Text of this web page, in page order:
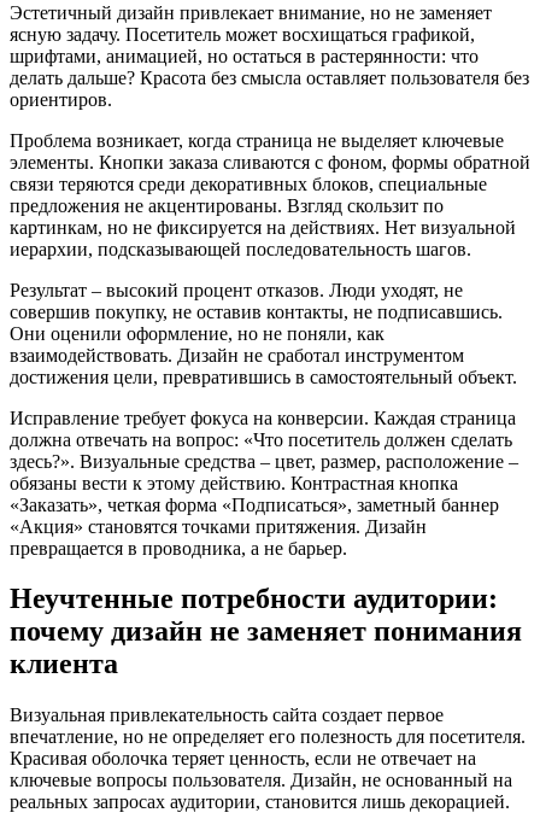
Эстетичный дизайн привлекает внимание, но не заменяет
ясную задачу. Посетитель может восхищаться графикой,
шрифтами, анимацией, но остаться в растерянности: что
делать дальше? Красота без смысла оставляет пользователя без
ориентиров.
Проблема возникает, когда страница не выделяет ключевые
элементы. Кнопки заказа сливаются с фоном, формы обратной
связи теряются среди декоративных блоков, специальные
предложения не акцентированы. Взгляд скользит по
картинкам, но не фиксируется на действиях. Нет визуальной
иерархии, подсказывающей последовательность шагов.
Результат – высокий процент отказов. Люди уходят, не
совершив покупку, не оставив контакты, не подписавшись.
Они оценили оформление, но не поняли, как
взаимодействовать. Дизайн не сработал инструментом
достижения цели, превратившись в самостоятельный объект.
Исправление требует фокуса на конверсии. Каждая страница
должна отвечать на вопрос: «Что посетитель должен сделать
здесь?». Визуальные средства – цвет, размер, расположение –
обязаны вести к этому действию. Контрастная кнопка
«Заказать», четкая форма «Подписаться», заметный баннер
«Акция» становятся точками притяжения. Дизайн
превращается в проводника, а не барьер.
Неучтенные потребности аудитории:
почему дизайн не заменяет понимания
клиента
Визуальная привлекательность сайта создает первое
впечатление, но не определяет его полезность для посетителя.
Красивая оболочка теряет ценность, если не отвечает на
ключевые вопросы пользователя. Дизайн, не основанный на
реальных запросах аудитории, становится лишь декорацией.